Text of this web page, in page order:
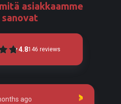
asiakkaamme
sanovat
4.8146 reviews
ago